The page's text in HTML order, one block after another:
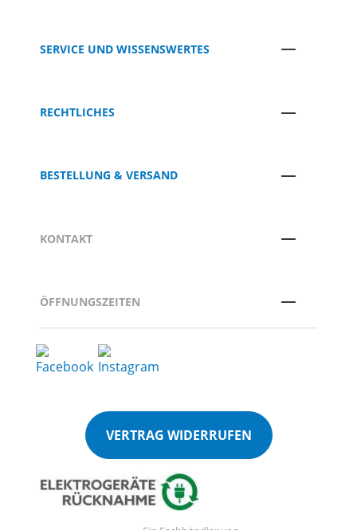
SERVICE UND WISSENSWERTES
RECHTLICHES
BESTELLUNG & VERSAND
KONTAKT
ÖFFNUNGSZEITEN
VERTRAG WIDERRUFEN